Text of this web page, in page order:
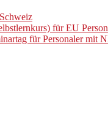
für EU
für Personaler mit